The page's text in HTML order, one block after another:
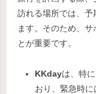
訪れる場所では、予
ます。そのため、
とが重要です。
KKdayは、特
おり、緊急時